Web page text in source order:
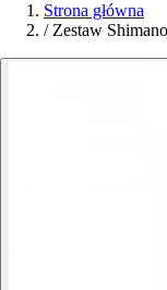
Strona główna
/ Zestaw